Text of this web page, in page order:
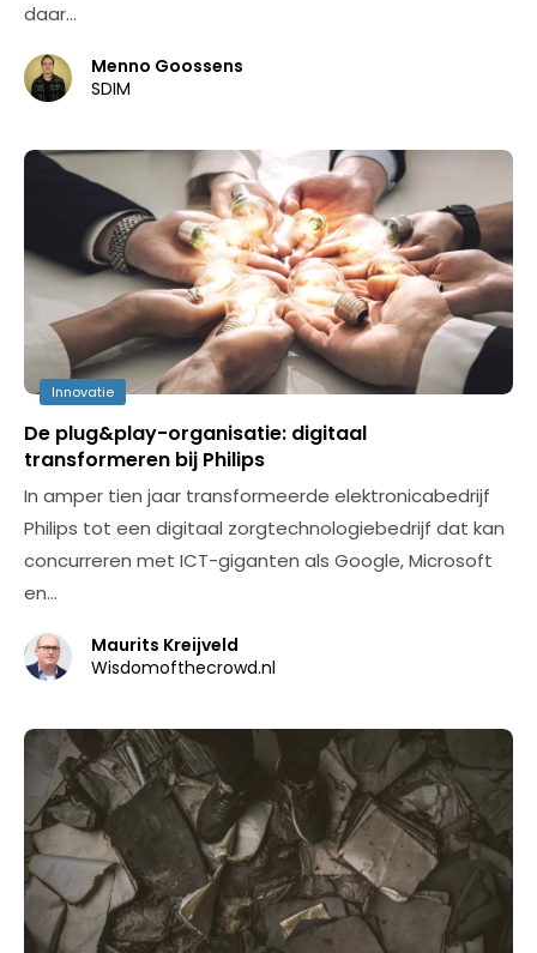
daar…
Menno Goossens
SDIM
Innovatie
De plug&play-organisatie: digitaal
transformeren bij Philips
In amper tien jaar transformeerde elektronicabedrijf
Philips tot een digitaal zorgtechnologiebedrijf dat kan
concurreren met ICT-giganten als Google, Microsoft
en…
Maurits Kreijveld
Wisdomofthecrowd.nl